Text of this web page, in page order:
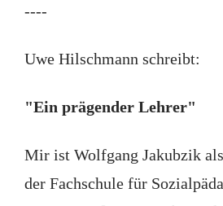
----
Uwe Hilschmann schreibt:
"Ein prägender Lehrer"
Mir ist Wolfgang Jakubzik
der Fachschule für